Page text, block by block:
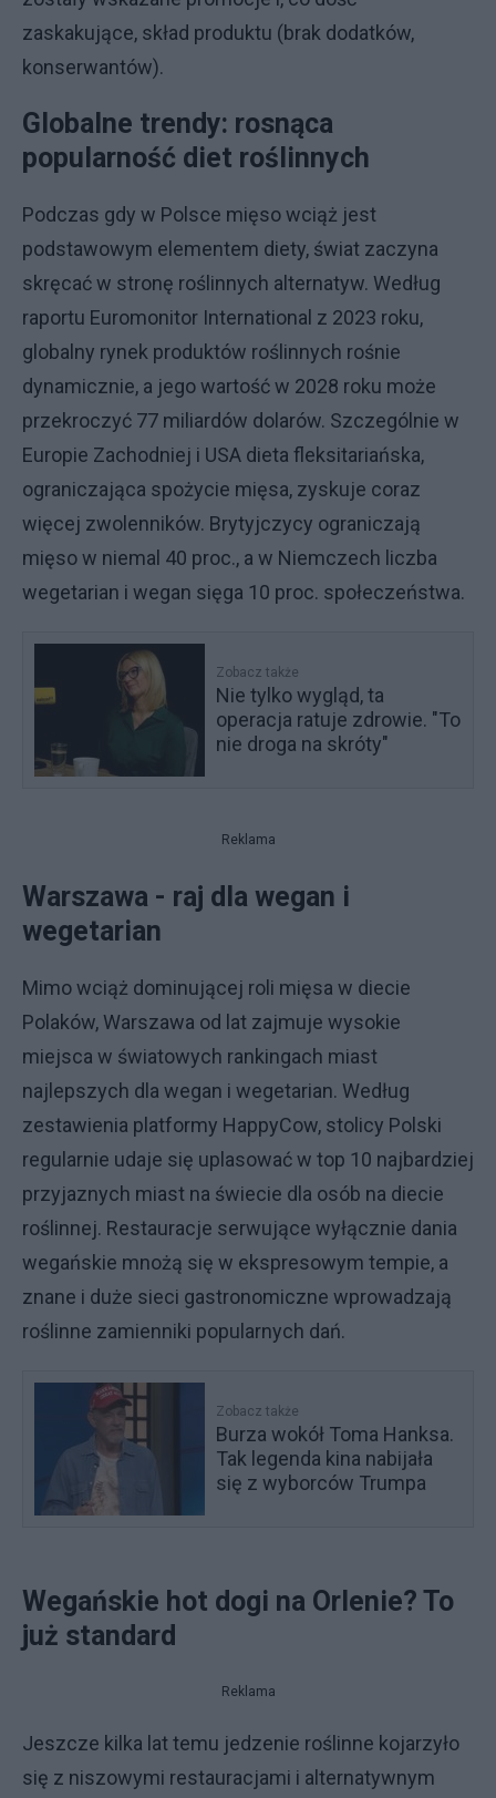
zaskakujące, skład produktu (brak dodatków,
konserwantów).
Globalne trendy: rosnąca
popularność diet roślinnych
Podczas gdy w Polsce mięso wciąż jest
podstawowym elementem diety, świat zaczyna
skręcać w stronę roślinnych alternatyw. Według
raportu Euromonitor International z 2023 roku,
globalny rynek produktów roślinnych rośnie
dynamicznie, a jego wartość w 2028 roku może
przekroczyć 77 miliardów dolarów. Szczególnie w
Europie Zachodniej i USA dieta fleksitariańska,
ograniczająca spożycie mięsa, zyskuje coraz
więcej zwolenników. Brytyjczycy ograniczają
mięso w niemal 40 proc., a w Niemczech liczba
wegetarian i wegan sięga 10 proc. społeczeństwa.
Zobacz także
Nie tylko wygląd, ta
operacja ratuje zdrowie. "To
nie droga na skróty"
Reklama
Warszawa - raj dla wegan i
wegetarian
Mimo wciąż dominującej roli mięsa w diecie
Polaków, Warszawa od lat zajmuje wysokie
miejsca w światowych rankingach miast
najlepszych dla wegan i wegetarian. Według
zestawienia platformy HappyCow, stolicy Polski
regularnie udaje się uplasować w top 10 najbardziej
przyjaznych miast na świecie dla osób na diecie
roślinnej. Restauracje serwujące wyłącznie dania
wegańskie mnożą się w ekspresowym tempie, a
znane i duże sieci gastronomiczne wprowadzają
roślinne zamienniki popularnych dań.
Zobacz także
Burza wokół Toma Hanksa.
Tak legenda kina nabijała
się z wyborców Trumpa
Wegańskie hot dogi na Orlenie? To
już standard
Reklama
Jeszcze kilka lat temu jedzenie roślinne kojarzyło
się z niszowymi restauracjami i alternatywnym